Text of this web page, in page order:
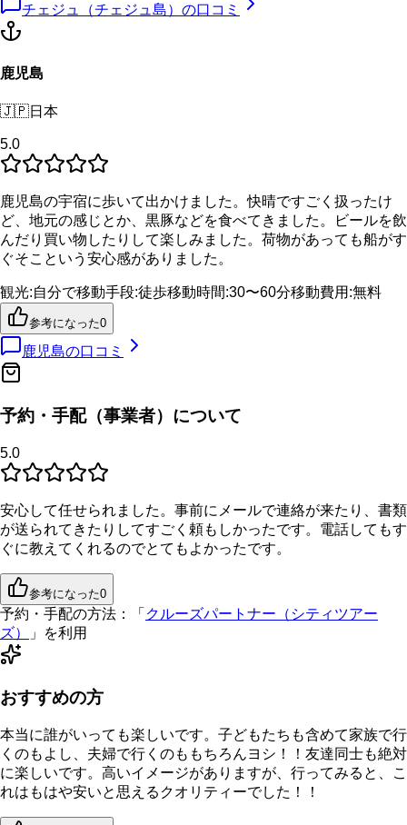
チェジュ（チェジュ島） の口コミ
鹿児島
🇯🇵日本
5.0
鹿児島の宇宿に歩いて出かけました。快晴ですごく扱ったけ
ど、地元の感じとか、黒豚などを食べてきました。ビールを飲
んだり買い物したりして楽しみました。荷物があっても船がす
ぐそこという安心感がありました。
観光:自分で移動手段:徒歩移動時間:30〜60分移動費用 :無料
参考になった0
鹿児島の口コミ
予約・手配（事業者）について
5.0
安心して任せられました。事前にメールで連絡が来たり、書類
が送られてきたりしてすごく頼もしかったです。電話してもす
ぐに教えてくれるのでとてもよかったです。
参考になった0
予約・手配の方法： 「 クルーズパートナー（シティツアー
ズ）
」を利用
おすすめの方
本当に誰がいっても楽しいです。子どもたちも含めて家族で行
くのもよし、夫婦で行くのももちろんヨシ！！友達同士も絶対
に楽しいです。高いイメージがありますが、行ってみると、こ
れはもはや安いと思えるクオリティーでした！！